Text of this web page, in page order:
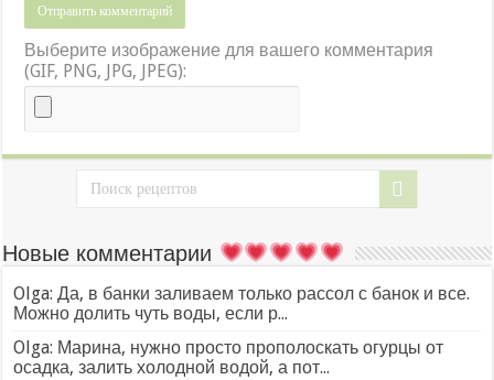
Выберите изображение для вашего комментария
(GIF, PNG, JPG, JPEG):
Новые комментарии
Olga: Да, в банки заливаем только рассол с банок и все.
Можно долить чуть воды, если р...
Olga: Марина, нужно просто прополоскать огурцы от
осадка, залить холодной водой, а пот...